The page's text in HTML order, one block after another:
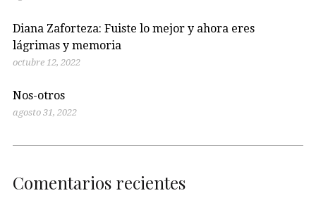
Diana Zaforteza: Fuiste lo mejor y ahora eres
lágrimas y memoria
octubre 12, 2022
Nos-otros
agosto 31, 2022
Comentarios recientes